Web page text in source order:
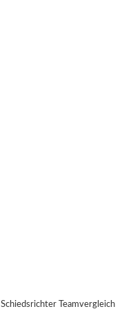
Schiedsrichter Teamvergleich